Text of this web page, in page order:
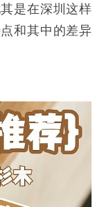
是在深圳这样
和其中的差异